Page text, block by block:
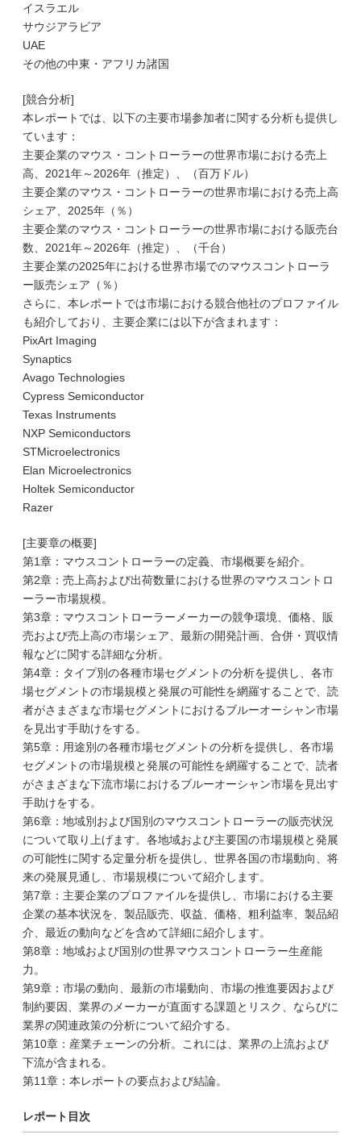
イスラエル
サウジアラビア
UAE
その他の中東・アフリカ諸国
[競合分析]
本レポートでは、以下の主要市場参加者に関する分析も提供し
ています：
主要企業のマウス・コントローラーの世界市場における売上
高、2021年～2026年（推定）、（百万ドル）
主要企業のマウス・コントローラーの世界市場における売上高
シェア、2025年（％）
主要企業のマウス・コントローラーの世界市場における販売台
数、2021年～2026年（推定）、（千台）
主要企業の2025年における世界市場でのマウスコントローラ
ー販売シェア（％）
さらに、本レポートでは市場における競合他社のプロファイル
も紹介しており、主要企業には以下が含まれます：
PixArt Imaging
Synaptics
Avago Technologies
Cypress Semiconductor
Texas Instruments
NXP Semiconductors
STMicroelectronics
Elan Microelectronics
Holtek Semiconductor
Razer
[主要章の概要]
第1章：マウスコントローラーの定義、市場概要を紹介。
第2章：売上高および出荷数量における世界のマウスコントロ
ーラー市場規模。
第3章：マウスコントローラーメーカーの競争環境、価格、販
売および売上高の市場シェア、最新の開発計画、合併・買収情
報などに関する詳細な分析。
第4章：タイプ別の各種市場セグメントの分析を提供し、各市
場セグメントの市場規模と発展の可能性を網羅することで、読
者がさまざまな市場セグメントにおけるブルーオーシャン市場
を見出す手助けをする。
第5章：用途別の各種市場セグメントの分析を提供し、各市場
セグメントの市場規模と発展の可能性を網羅することで、読者
がさまざまな下流市場におけるブルーオーシャン市場を見出す
手助けをする。
第6章：地域別および国別のマウスコントローラーの販売状況
について取り上げます。各地域および主要国の市場規模と発展
の可能性に関する定量分析を提供し、世界各国の市場動向、将
来の発展見通し、市場規模について紹介します。
第7章：主要企業のプロファイルを提供し、市場における主要
企業の基本状況を、製品販売、収益、価格、粗利益率、製品紹
介、最近の動向などを含めて詳細に紹介します。
第8章：地域および国別の世界マウスコントローラー生産能
力。
第9章：市場の動向、最新の市場動向、市場の推進要因および
制約要因、業界のメーカーが直面する課題とリスク、ならびに
業界の関連政策の分析について紹介する。
第10章：産業チェーンの分析。これには、業界の上流および
下流が含まれる。
第11章：本レポートの要点および結論。
レポート目次